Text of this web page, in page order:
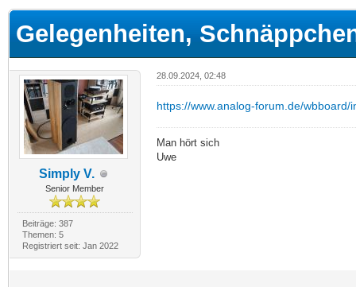
Gelegenheiten,
Simply V.
Senior Member
Beiträge: 387
Themen: 5
Registriert seit: Jan 2022
28.09.2024, 02:48
https://www.analog-forum.de/wbboard/
Man hört sich
Uwe